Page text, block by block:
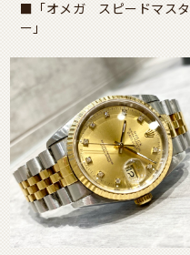
■「オメガ スピードマスタ
ー」